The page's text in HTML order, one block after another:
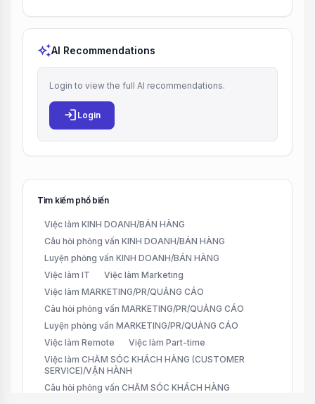
auto_awesomeAI Recommendations
Login to view the full AI recommendations.
login Login
Tìm kiếm phổ biến
Việc làm KINH DOANH/BÁN HÀNG
Câu hỏi phỏng vấn KINH DOANH/BÁN HÀNG
Luyện phỏng vấn KINH DOANH/BÁN HÀNG
Việc làm IT
Việc làm Marketing
Việc làm MARKETING/PR/QUẢNG CÁO
Câu hỏi phỏng vấn MARKETING/PR/QUẢNG CÁO
Luyện phỏng vấn MARKETING/PR/QUẢNG CÁO
Việc làm Remote
Việc làm Part-time
Việc làm CHĂM SÓC KHÁCH HÀNG (CUSTOMER
SERVICE)/VẬN HÀNH
Câu hỏi phỏng vấn CHĂM SÓC KHÁCH HÀNG